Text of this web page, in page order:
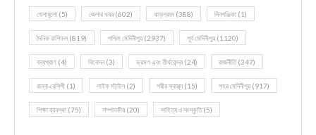
খেলাধূলো (5) জেলার খবর (602) ঝাড়গ্রাম (388) দিনপঞ্জিকা (1)
দৈনিক রাশিফল (819) পশ্চিম মেদিনীপুর (2937) পূর্ব মেদিনীপুর (1120)
বন্যপ্রাণ (4) বিনোদন(3) ভ্রমণ এবং তীর্থকেন্দ্র (24) রাজনীতি(347)
রান্না-রেসিপী (1) লাইফ স্টাইল (2) শরীর স্বাস্থ্য (15) শহর মেদিনীপুর (917)
শিক্ষা ব্যবস্থা (75) সম্পাদকীয় (20) সাহিত্য ও সংস্কৃতি(5)